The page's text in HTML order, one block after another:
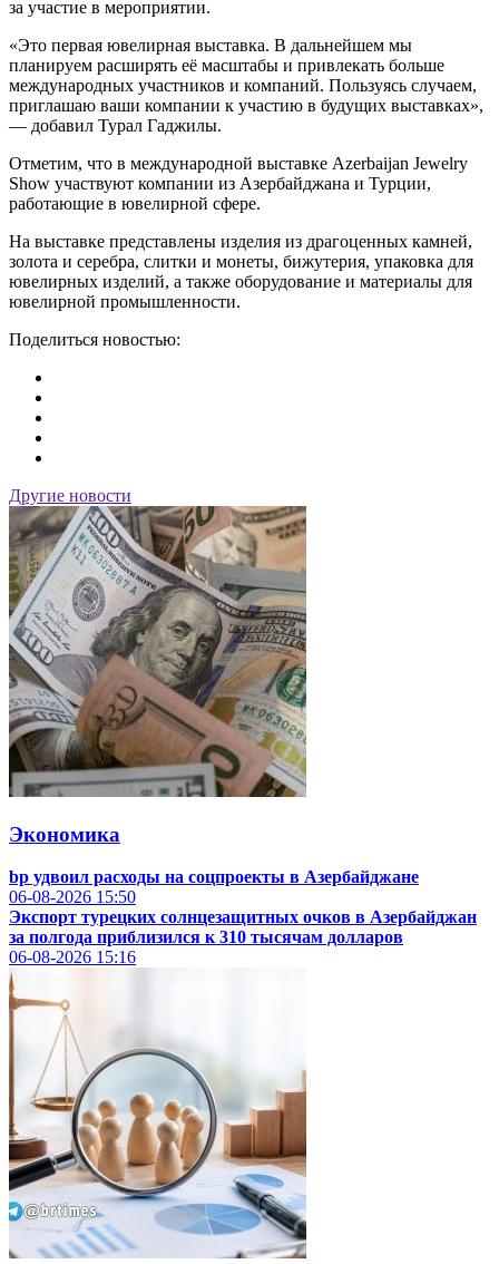
за участие в мероприятии.
«Это первая ювелирная выставка. В дальнейшем мы
планируем расширять её масштабы и привлекать больше
международных участников и компаний. Пользуясь случаем,
приглашаю ваши компании к участию в будущих выставках»,
— добавил Турал Гаджилы.
Отметим, что в международной выставке Azerbaijan Jewelry
Show участвуют компании из Азербайджана и Турции,
работающие в ювелирной сфере.
На выставке представлены изделия из драгоценных камней,
золота и серебра, слитки и монеты, бижутерия, упаковка для
ювелирных изделий, а также оборудование и материалы для
ювелирной промышленности.
Поделиться новостью:
Другие новости
Экономика
bp удвоил расходы на соцпроекты в Азербайджане
06-08-2026 15:50
Экспорт турецких солнцезащитных очков в Азербайджан
за полгода приблизился к 310 тысячам долларов
06-08-2026 15:16